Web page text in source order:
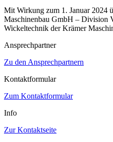
Mit Wirkung zum 1. Januar 2024
Maschinenbau GmbH – Division
Wickeltechnik der Krämer
Ansprechpartner
Zu den Ansprechpartnern
Kontaktformular
Zum Kontaktformular
Info
Zur Kontaktseite